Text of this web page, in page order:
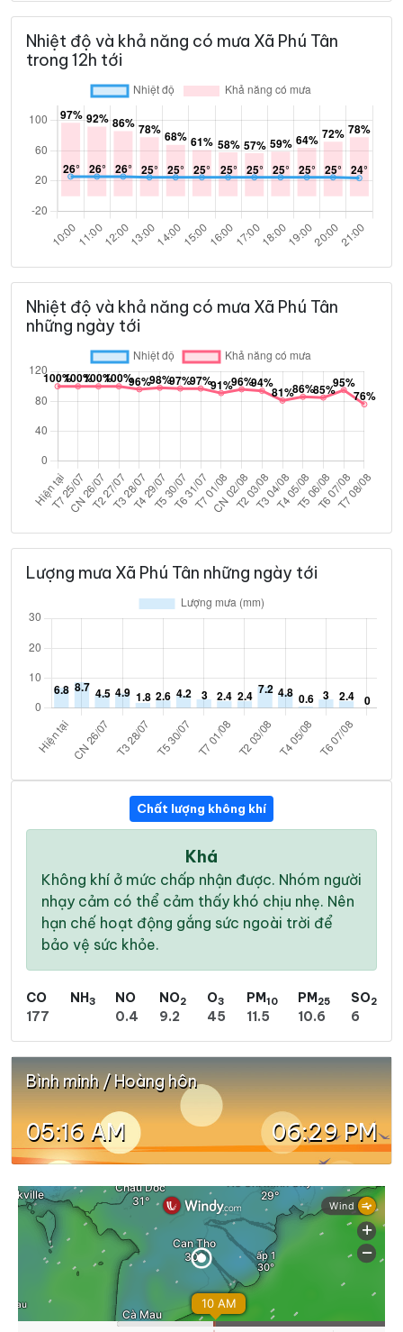
Nhiệt độ và khả năng có mưa Xã Phú Tân
trong 12h tới
Nhiệt độ và khả năng có mưa Xã Phú Tân
những ngày tới
Lượng mưa Xã Phú Tân những ngày tới
Chất lượng không khí
Khá
Không khí ở mức chấp nhận được. Nhóm người
nhạy cảm có thể cảm thấy khó chịu nhẹ. Nên
hạn chế hoạt động gắng sức ngoài trời để
bảo vệ sức khỏe.
CO
177
NH3
NO
0.4
NO2
9.2
O3
45
PM10
11.5
PM25
10.6
SO2
6
Bình minh / Hoàng hôn
05:16 AM 06:29 PM